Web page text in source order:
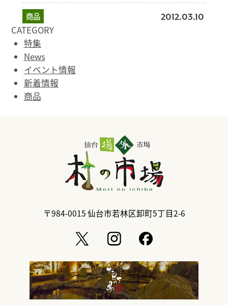
商品 2012.03.10
CATEGORY
特集
News
イベント情報
新着情報
商品
〒984-0015仙台市若林区卸町5丁目2-6